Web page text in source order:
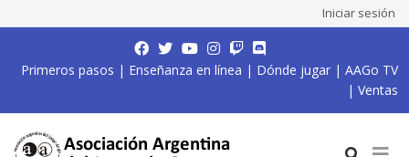
Iniciar sesión
Primeros pasos | Enseñanza en línea | Dónde jugar | AAGo TV
| Ventas